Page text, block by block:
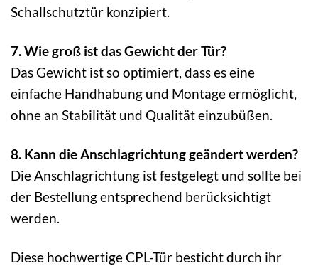
Schallschutztür konzipiert.
7. Wie groß ist das Gewicht der Tür?
Das Gewicht ist so optimiert, dass es eine
einfache Handhabung und Montage ermöglicht,
ohne an Stabilität und Qualität einzubüßen.
8. Kann die Anschlagrichtung geändert werden?
Die Anschlagrichtung ist festgelegt und sollte bei
der Bestellung entsprechend berücksichtigt
werden.
Diese hochwertige CPL-Tür besticht durch ihr